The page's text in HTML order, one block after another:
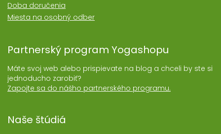
Doba doručenia
Miesta na osobný odber
Partnerský program Yogashopu
Máte svoj web alebo prispievate na blog a chceli by ste si
jednoducho zarobiť?
Zapojte sa do nášho partnerského programu.
Naše štúdiá